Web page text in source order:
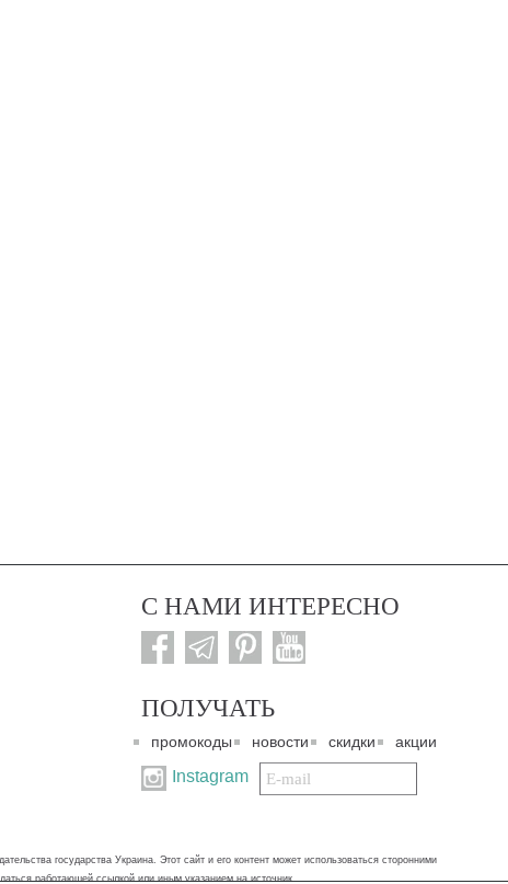
С НАМИ ИНТЕРЕСНО
ПОЛУЧАТЬ
промокоды новости скидки акции
Instagram
Подписаться
на
государства Украина. Этот сайт и его контент может использоваться сторонними
работающей ссылкой или иным указанием на источник.